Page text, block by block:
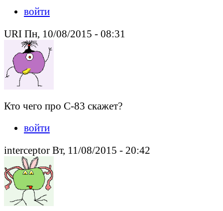
войти
URI Пн, 10/08/2015 - 08:31
Кто чего про С-83 скажет?
войти
interceptor Вт, 11/08/2015 - 20:42